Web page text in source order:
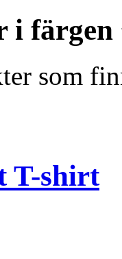
i färgen
som
T-shirt